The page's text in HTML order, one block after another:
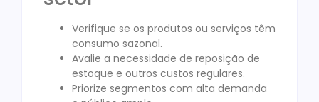
Verifique se os produtos ou serviços têm
consumo sazonal.
Avalie a necessidade de reposição de
estoque e outros custos regulares.
Priorize segmentos com alta demanda